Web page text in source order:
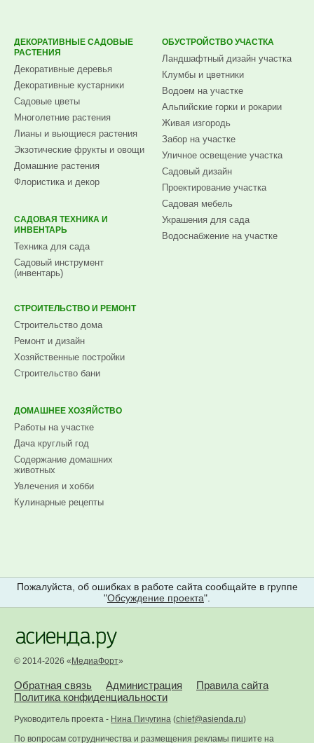
ДЕКОРАТИВНЫЕ САДОВЫЕ
РАСТЕНИЯ
Декоративные деревья
Декоративные кустарники
Садовые цветы
Многолетние растения
Лианы и вьющиеся растения
Экзотические фрукты и овощи
Домашние растения
Флористика и декор
САДОВАЯ ТЕХНИКА И
ИНВЕНТАРЬ
Техника для сада
Садовый инструмент
(инвентарь)
ОБУСТРОЙСТВО УЧАСТКА
Ландшафтный дизайн участка
Клумбы и цветники
Водоем на участке
Альпийские горки и рокарии
Живая изгородь
Забор на участке
Уличное освещение участка
Садовый дизайн
Проектирование участка
Садовая мебель
Украшения для сада
Водоснабжение на участке
СТРОИТЕЛЬСТВО И РЕМОНТ
Строительство дома
Ремонт и дизайн
Хозяйственные постройки
Строительство бани
ДОМАШНЕЕ ХОЗЯЙСТВО
Работы на участке
Дача круглый год
Содержание домашних
животных
Увлечения и хобби
Кулинарные рецепты
Пожалуйста, об ошибках в работе сайта сообщайте в группе
"Обсуждение проекта".
© 2014-2026 «МедиаФорт»
Обратная связь Администрация
Правила сайта
Политика конфиденциальности
Руководитель проекта - Нина Пичугина (chief@asienda.ru)
По вопросам сотрудничества и размещения рекламы пишите на